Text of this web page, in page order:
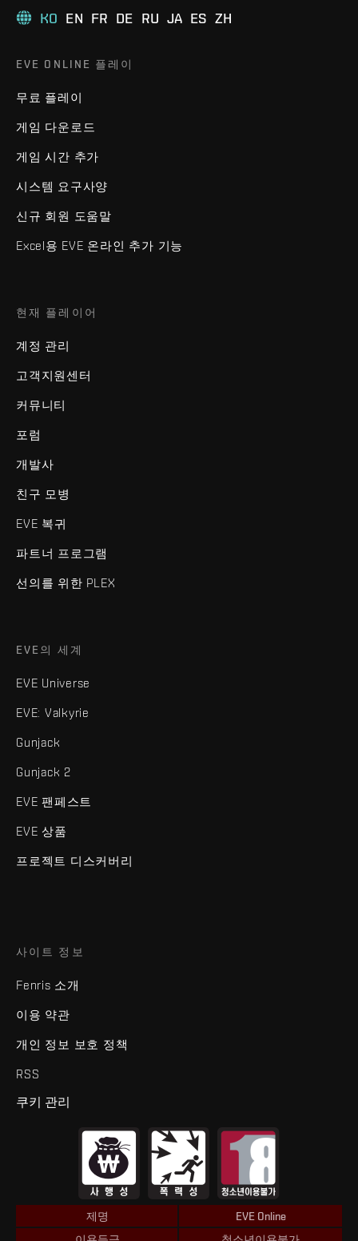
KO EN FR DE RU JA ES ZH
EVE ONLINE 플레이
무료 플레이
게임 다운로드
게임 시간 추가
시스템 요구사양
신규 회원 도움말
Excel용 EVE 온라인 추가 기능
현재 플레이어
계정 관리
고객지원센터
커뮤니티
포럼
개발사
친구 모병
EVE 복귀
파트너 프로그램
선의를 위한 PLEX
EVE의 세계
EVE Universe
EVE: Valkyrie
Gunjack
Gunjack 2
EVE 팬페스트
EVE 상품
프로젝트 디스커버리
사이트 정보
Fenris 소개
이용 약관
개인 정보 보호 정책
RSS
쿠키 관리
제명
EVE Online